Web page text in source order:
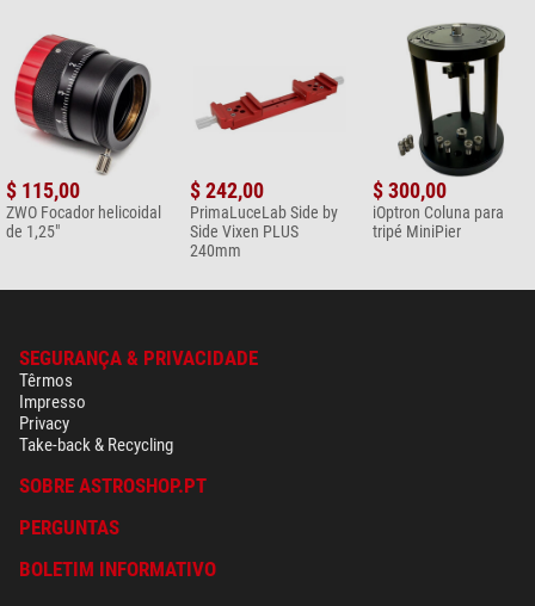
$ 115,00
ZWO Focador helicoidal
de 1,25"
$ 242,00
PrimaLuceLab Side by
Side Vixen PLUS
240mm
$ 300,00
iOptron Coluna para
tripé MiniPier
SEGURANÇA & PRIVACIDADE
Têrmos
Impresso
Privacy
Take-back & Recycling
SOBRE ASTROSHOP.PT
PERGUNTAS
BOLETIM INFORMATIVO